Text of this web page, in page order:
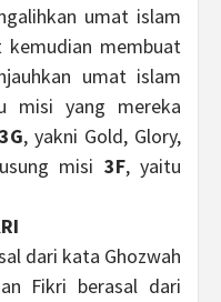
umat islam
kemudian membuat
umat islam
misi yang mereka
3G, yakni Gold, Glory,
misi 3F, yaitu
dari kata Ghozwah
Fikri berasal dari